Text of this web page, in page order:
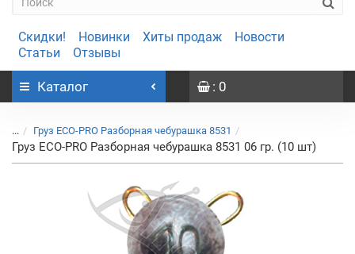
Скидки! Новинки Хиты продаж
Новости
Статьи
Отзывы
Каталог : 0
... Груз ECO-PRO Разборная чебурашка 8531
Груз ECO-PRO Разборная чебурашка 8531 06 гр. (10 шт)